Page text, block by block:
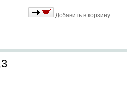
Добавить в корзину